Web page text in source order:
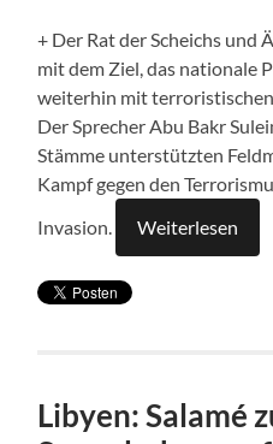
+ Der Rat der Scheichs und
mit dem Ziel, das nationale
weiterhin mit
Der Sprecher Abu Bakr
Stämme unterstützten
Kampf gegen den
Invasion.
Weiterlesen
Libyen: Salamé